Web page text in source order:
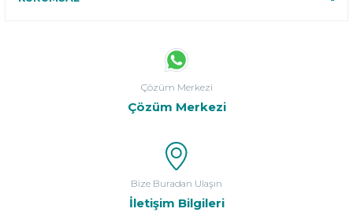
Çözüm Merkezi
Çözüm Merkezi
Bize Buradan Ulaşın
İletişim Bilgileri